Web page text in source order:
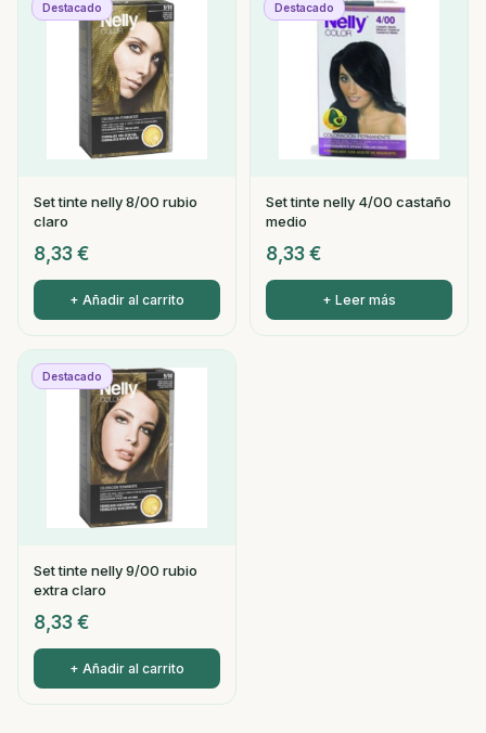
Destacado
Set tinte nelly 8/00 rubio
claro
8,33 €
+ Añadir al carrito
Destacado
Set tinte nelly 4/00 castaño
medio
8,33 €
+ Leer más
Destacado
Set tinte nelly 9/00 rubio
extra claro
8,33 €
+ Añadir al carrito